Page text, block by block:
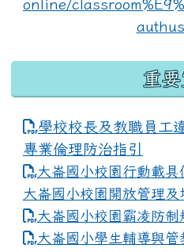
重
學校校長及教職員工
專業倫理防治指引
大崙國小校園行動載具
大崙國小校園開放管理及
大崙國小校園霸凌防制
大崙國小學生輔導與管